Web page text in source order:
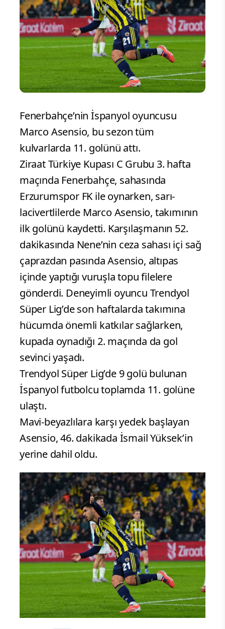
Fenerbahçe’nin İspanyol oyuncusu
Marco Asensio, bu sezon tüm
kulvarlarda 11. golünü attı.
Ziraat Türkiye Kupası C Grubu 3. hafta
maçında Fenerbahçe, sahasında
Erzurumspor FK ile oynarken, sarı-
lacivertlilerde Marco Asensio, takımının
ilk golünü kaydetti. Karşılaşmanın 52.
dakikasında Nene’nin ceza sahası içi sağ
çaprazdan pasında Asensio, altıpas
içinde yaptığı vuruşla topu filelere
gönderdi. Deneyimli oyuncu Trendyol
Süper Lig’de son haftalarda takımına
hücumda önemli katkılar sağlarken,
kupada oynadığı 2. maçında da gol
sevinci yaşadı.
Trendyol Süper Lig’de 9 golü bulunan
İspanyol futbolcu toplamda 11. golüne
ulaştı.
Mavi-beyazlılara karşı yedek başlayan
Asensio, 46. dakikada İsmail Yüksek’in
yerine dahil oldu.